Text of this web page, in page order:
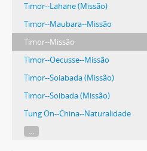
Timor--Lahane (Missão)
Timor--Maubara--Missão
Timor--Missão
Timor--Oecusse--Missão
Timor--Soiabada (Missão)
Timor--Soibada (Missão)
Tung On--China--Naturalidade
...